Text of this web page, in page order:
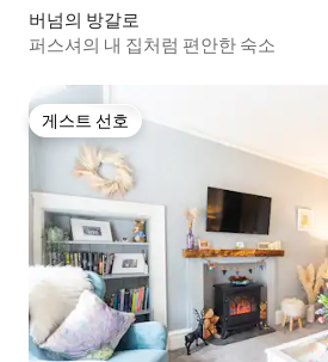
버넘의 방갈로
퍼스셔의 내 집처럼 편안한 숙소
게스트 선호
게스트 선호